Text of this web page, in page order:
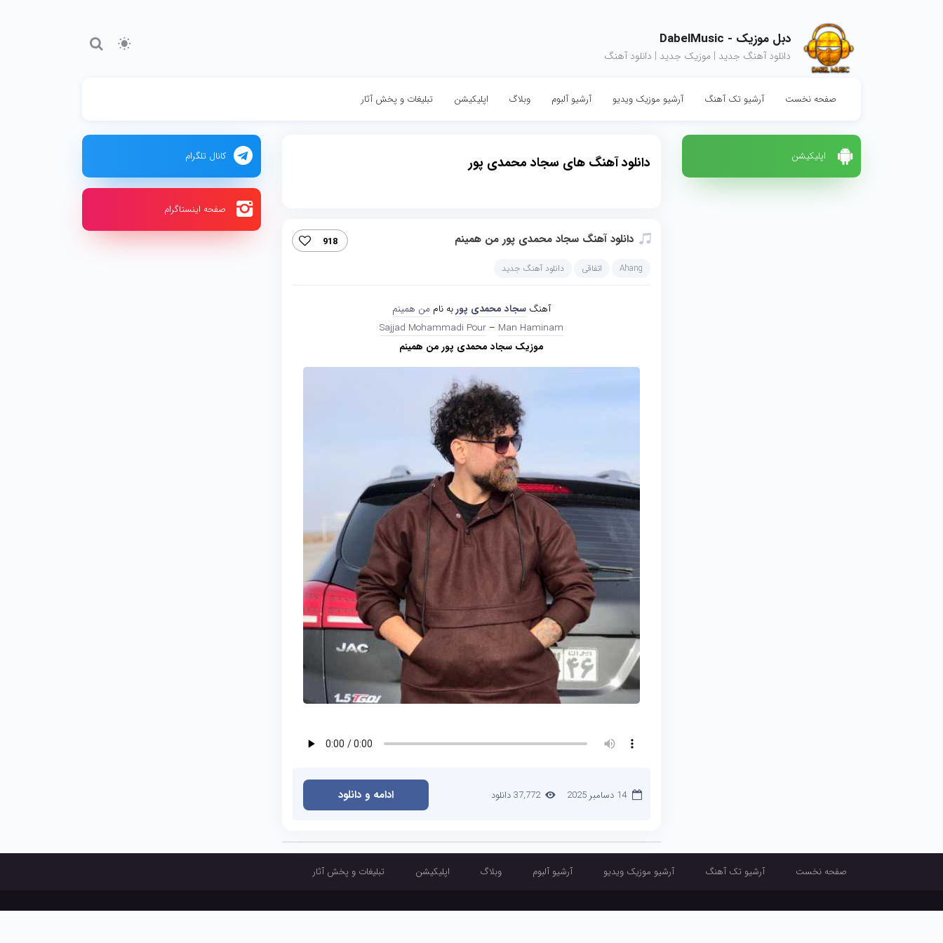
دبل موزیک - DabelMusic
دانلود آهنگ جدید | موزیک جدید | دانلود آهنگ
صفحه نخست آرشیو تک آهنگ آرشیو موزیک ویدیو آرشیو آلبوم وبلاگ اپلیکیشن تبلیغات و پخش آثار
اپلیکیشن دانلود آهنگ های سجاد محمدی پور
دانلود آهنگ سجاد محمدی پور من همینم 918
Ahang اتفاقی دانلود آهنگ جدید
آهنگ سجاد محمدی پوربه نام من همینم
Sajjad Mohammadi Pour – Man Haminam
موزیک سجاد محمدی پور من همینم
14 دسامبر 2025 37,772 دانلود ادامه و دانلود
کانال تلگرام
صفحه اینستاگرام
صفحه نخست آرشیو تک آهنگ آرشیو موزیک ویدیو آرشیو آلبوم وبلاگ اپلیکیشن تبلیغات و پخش آثار